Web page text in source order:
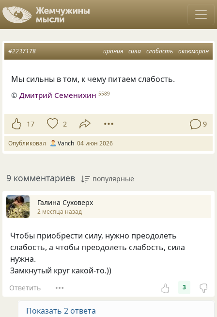
ирония сила слабость оксюморон
#2237178
Мы сильны в том, к чему питаем слабость.
© Дмитрий Семенихин 5589
17 2 9
Опубликовал Vanch 04 июн 2026
9 комментариев популярные
Галина Суховерх
2 месяца назад
Чтобы приобрести силу, нужно преодолеть
слабость, а чтобы преодолеть слабость, сила
нужна.
Замкнутый круг какой-то.))
Ответить 3
Показать 2 ответа